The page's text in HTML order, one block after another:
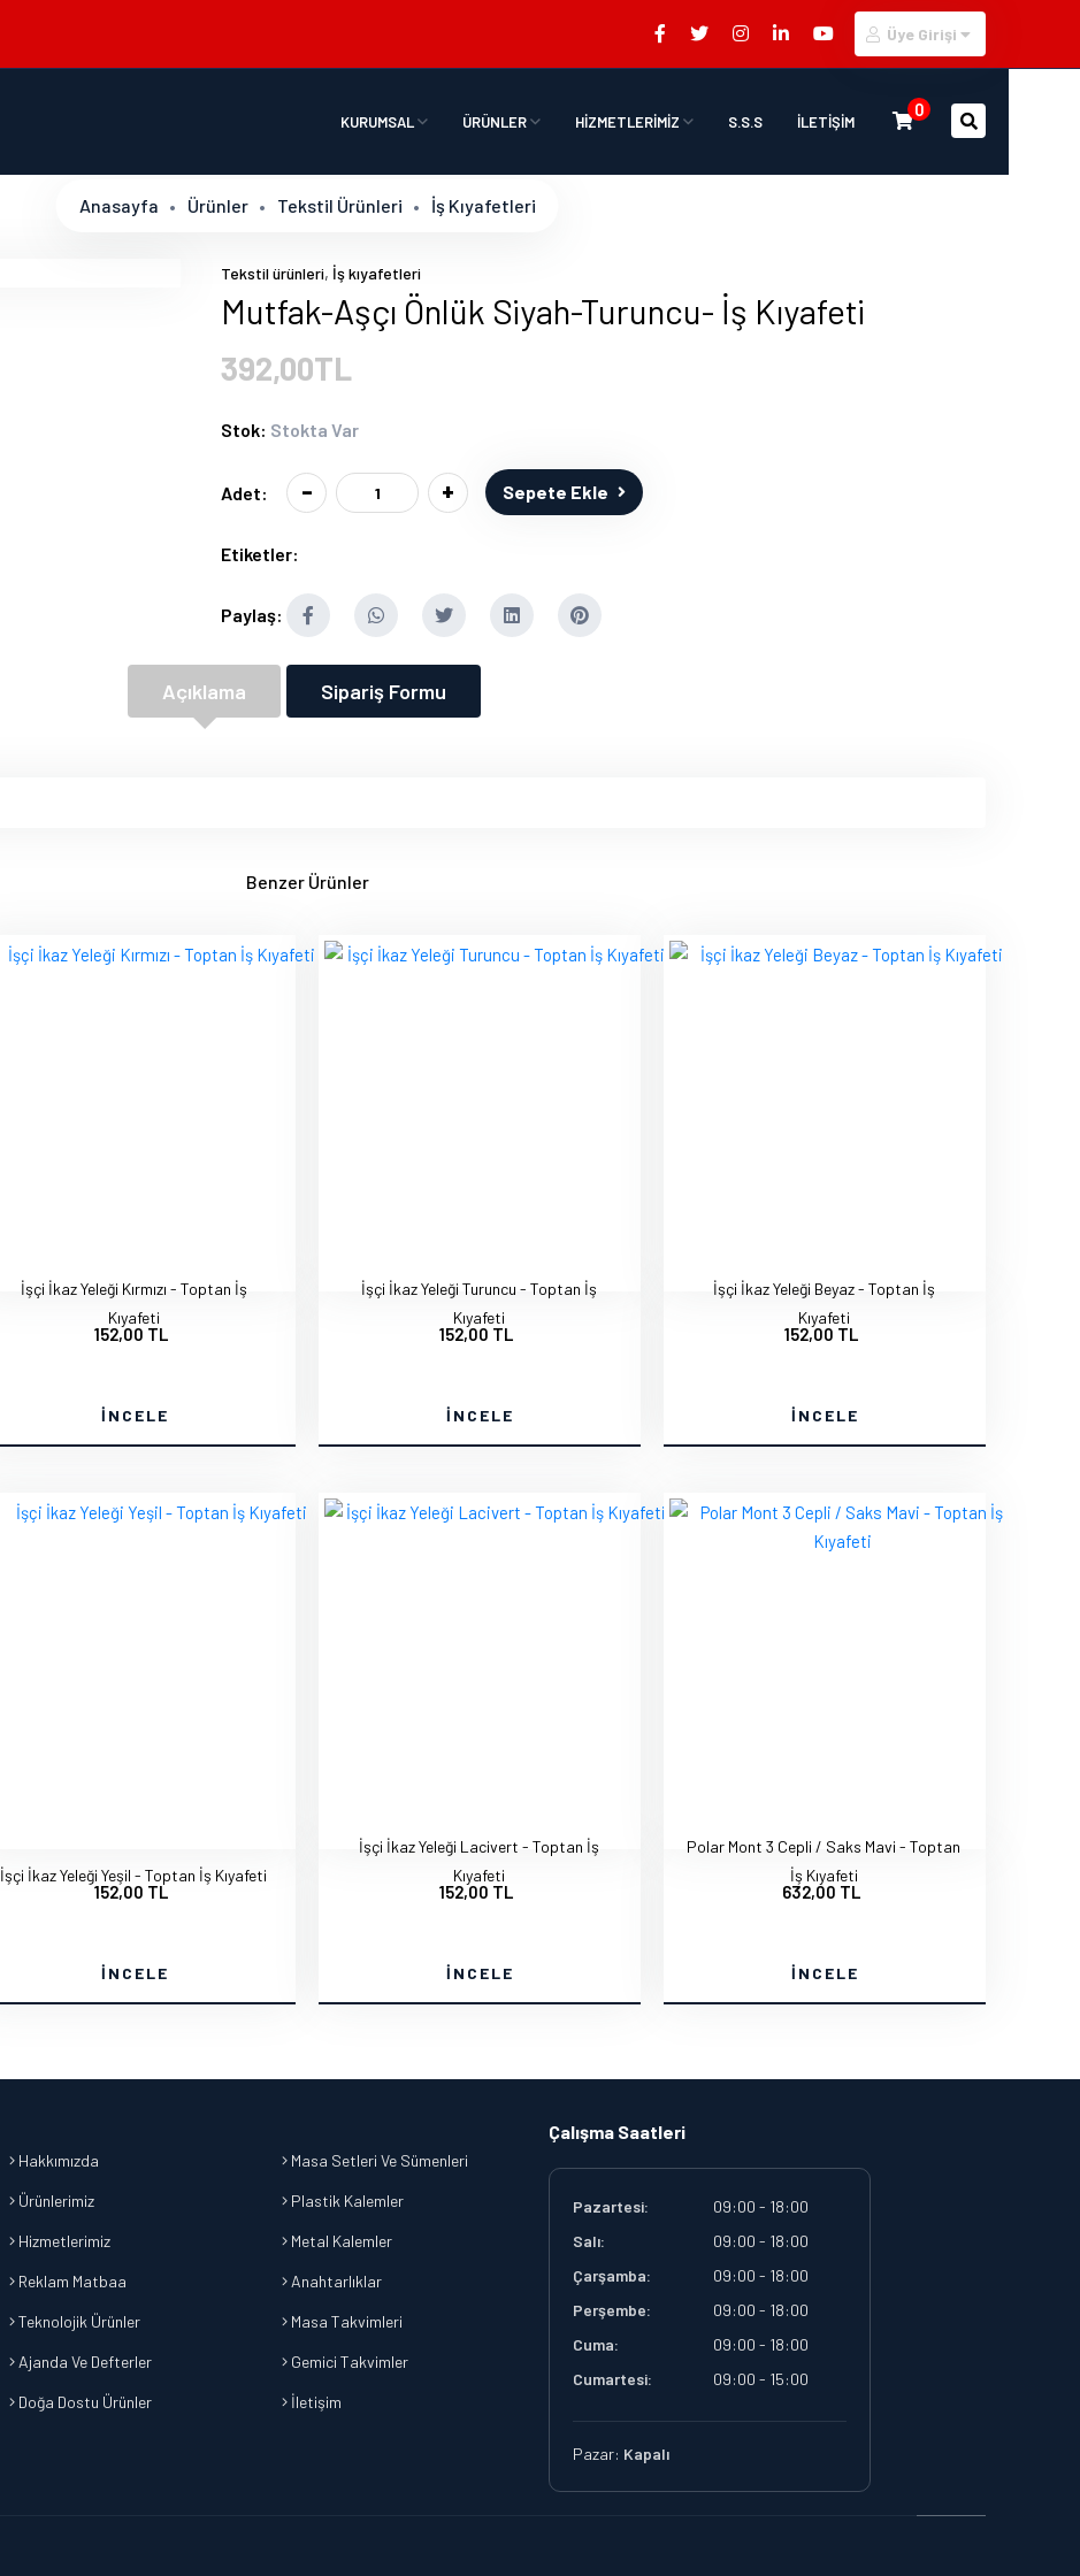
Üye Girişi
KURUMSAL ÜRÜNLER HİZMETLERİMİZ S.S.S İLETİŞİM
0
Anasayfa Ürünler Tekstil Ürünleri İş Kıyafetleri
Tekstil ürünleri, İş kıyafetleri
Mutfak-Aşçı Önlük Siyah-Turuncu- İş Kıyafeti
392,00TL
Stok: Stokta Var
Adet: - + Sepete Ekle
Etiketler:
Paylaş:
Açıklama Sipariş Formu
Benzer Ürünler
İşçi İkaz Yeleği Kırmızı - Toptan İş
Kıyafeti
152,00 TL
İNCELE
İşçi İkaz Yeleği Turuncu - Toptan İş
Kıyafeti
152,00 TL
İNCELE
İşçi İkaz Yeleği Beyaz - Toptan İş
Kıyafeti
152,00 TL
İNCELE
İşçi İkaz Yeleği Yeşil - Toptan İş Kıyafeti
152,00 TL
İNCELE
İşçi İkaz Yeleği Lacivert - Toptan İş
Kıyafeti
152,00 TL
İNCELE
Polar Mont 3 Cepli / Saks Mavi - Toptan
İş Kıyafeti
632,00 TL
İNCELE
Hakkımızda
Ürünlerimiz
Hizmetlerimiz
Reklam Matbaa
Teknolojik Ürünler
Ajanda Ve Defterler
Doğa Dostu Ürünler
Masa Setleri Ve Sümenleri
Plastik Kalemler
Metal Kalemler
Anahtarlıklar
Masa Takvimleri
Gemici Takvimler
İletişim
Çalışma Saatleri
Pazartesi:
09:00 - 18:00
Salı:
09:00 - 18:00
Çarşamba:
09:00 - 18:00
Perşembe:
09:00 - 18:00
Cuma:
09:00 - 18:00
Cumartesi:
09:00 - 15:00
Pazar: Kapalı